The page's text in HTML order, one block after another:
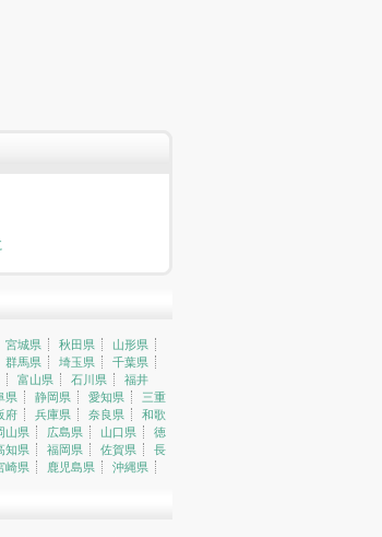
宮城県 秋田県
山形県
群馬県 埼玉県
千葉県
富山県 石川県
福井
県 静岡県 愛知県
三重
府 兵庫県 奈良県
和歌
山県 広島県 山口県
徳
知県 福岡県 佐賀県
長
崎県 鹿児島県 沖縄県